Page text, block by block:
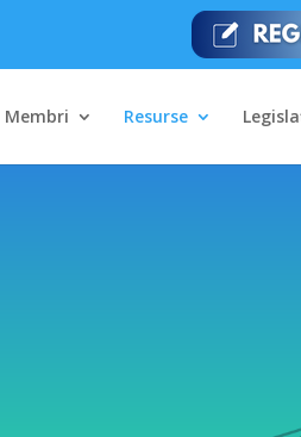
Membri Resurse